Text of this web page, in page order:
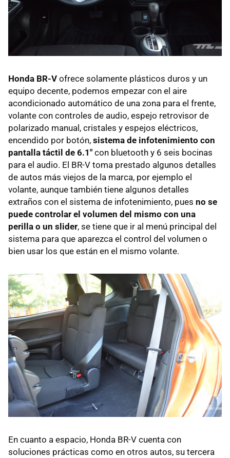
Honda BR-V ofrece solamente plásticos duros y un
equipo decente, podemos empezar con el aire
acondicionado automático de una zona para el frente,
volante con controles de audio, espejo retrovisor de
polarizado manual, cristales y espejos eléctricos,
encendido por botón, sistema de infotenimiento con
pantalla táctil de 6.1" con bluetooth y 6 seis bocinas
para el audio. El BR-V toma prestado algunos detalles
de autos más viejos de la marca, por ejemplo el
volante, aunque también tiene algunos detalles
extraños con el sistema de infotenimiento, pues no se
puede controlar el volumen del mismo con una
perilla o un slider, se tiene que ir al menú principal del
sistema para que aparezca el control del volumen o
bien usar los que están en el mismo volante.
En cuanto a espacio, Honda BR-V cuenta con
soluciones prácticas como en otros autos, su tercera